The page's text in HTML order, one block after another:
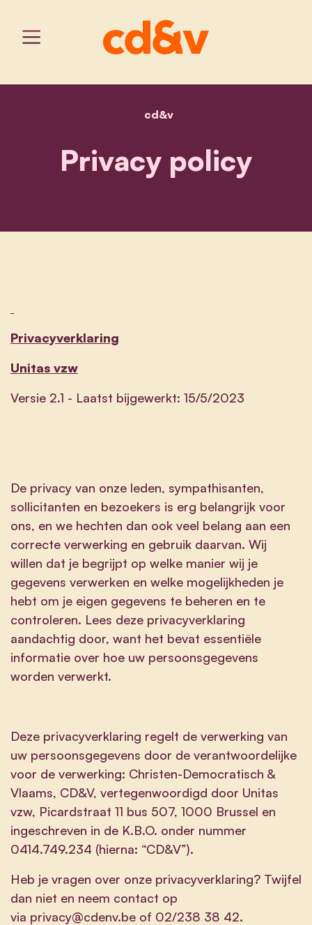
home
cd&vprivacy policy
Privacy policy
Privacyverklaring
Unitas vzw
Versie 2.1 - Laatst bijgewerkt: 15/5/2023
De privacy van onze leden, sympathisanten,
sollicitanten en bezoekers is erg belangrijk voor
ons, en we hechten dan ook veel belang aan een
correcte verwerking en gebruik daarvan. Wij
willen dat je begrijpt op welke manier wij je
gegevens verwerken en welke mogelijkheden je
hebt om je eigen gegevens te beheren en te
controleren. Lees deze privacyverklaring
aandachtig door, want het bevat essentiële
informatie over hoe uw persoonsgegevens
worden verwerkt.
Deze privacyverklaring regelt de verwerking van
uw persoonsgegevens door de verantwoordelijke
voor de verwerking: Christen-Democratisch &
Vlaams, CD&V, vertegenwoordigd door Unitas
vzw, Picardstraat 11 bus 507, 1000 Brussel en
ingeschreven in de K.B.O. onder nummer
0414.749.234 (hierna: “CD&V”).
Heb je vragen over onze privacyverklaring? Twijfel
dan niet en neem contact op
via privacy@cdenv.be of 02/238 38 42.